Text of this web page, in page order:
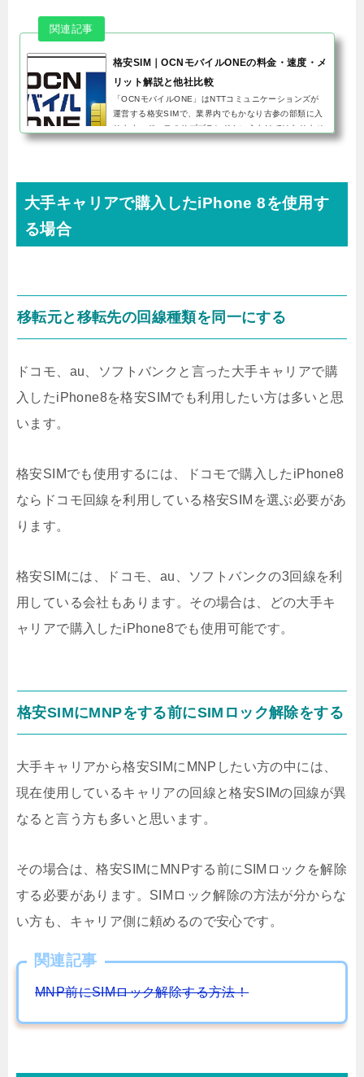
格安SIM｜OCNモバイルONEの料金・速度・メ
リット解説と他社比較
「OCNモバイルONE」はNTTコミュニケーションズが
運営する格安SIMで、業界内でもかなり古参の部類に入
ります。ドコモのサブブランドというわけではありませ
んが、NTTグループが運営しているということもあって
大手キャリアで購入したiPhone 8を使用す
る場合
移転元と移転先の回線種類を同一にする
ドコモ、au、ソフトバンクと言った大手キャリアで購
入したiPhone8を格安SIMでも利用したい方は多いと思
います。
格安SIMでも使用するには、ドコモで購入したiPhone8
ならドコモ回線を利用している格安SIMを選ぶ必要があ
ります。
格安SIMには、ドコモ、au、ソフトバンクの3回線を利
用している会社もあります。その場合は、どの大手キ
ャリアで購入したiPhone8でも使用可能です。
格安SIMにMNPをする前にSIMロック解除をする
大手キャリアから格安SIMにMNPしたい方の中には、
現在使用しているキャリアの回線と格安SIMの回線が異
なると言う方も多いと思います。
その場合は、格安SIMにMNPする前にSIMロックを解除
する必要があります。SIMロック解除の方法が分からな
い方も、キャリア側に頼めるので安心です。
関連記事
MNP前にSIMロック解除する方法！